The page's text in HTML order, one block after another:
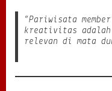
“Pariwisata
kreativitas adalah
relevan di mata